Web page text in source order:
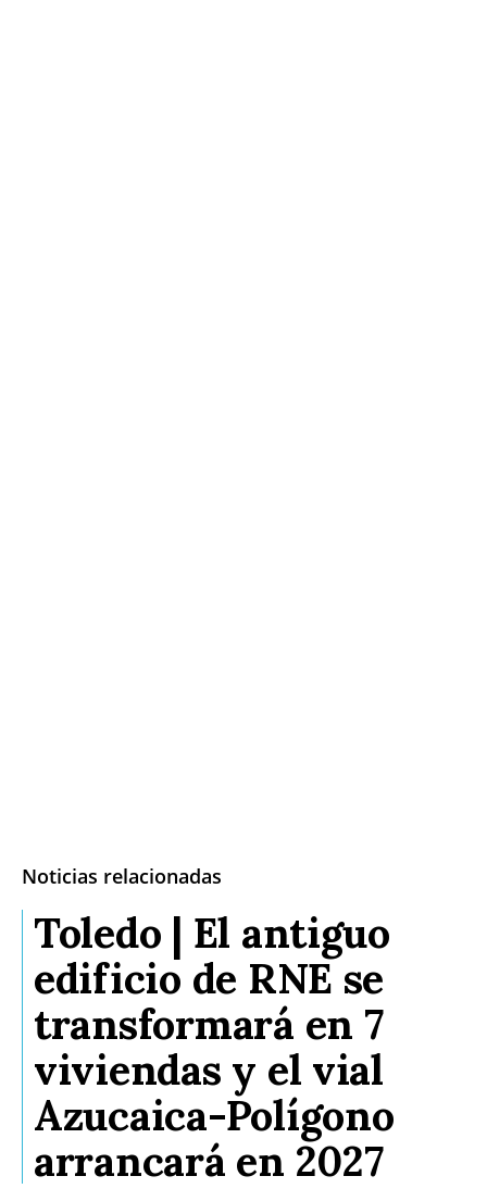
Noticias relacionadas
Toledo | El antiguo
edificio de RNE se
transformará en 7
viviendas y el vial
Azucaica-Polígono
arrancará en 2027